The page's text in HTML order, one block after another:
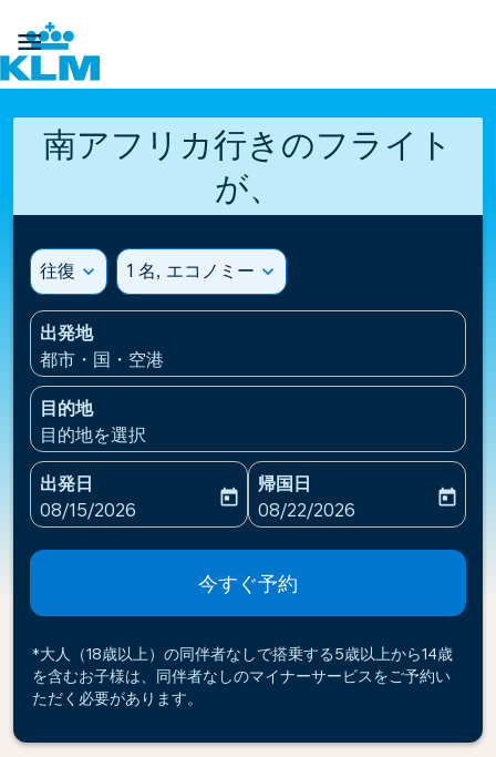

南アフリカ行きのフライト
が、
往復 expand_more 1 名, エコノミー expand_more
出発地
都市・国・空港
目的地
目的地を選択
出発日
fc-booking-departure-date-aria-label
08/15/2026
today
帰国日
fc-booking-return-date-
08/22/2026
today
今すぐ予約
*大人（18歳以上）の同伴者なしで搭乗する5歳以上から14歳
を含むお子様は、同伴者なしのマイナーサービスをご予約い
ただく必要があります。